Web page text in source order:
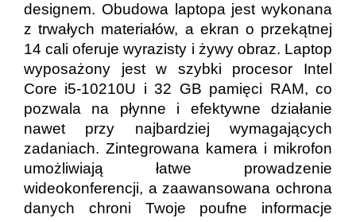
designem. Obudowa laptopa jest wykonana
z trwałych materiałów, a ekran o przekątnej
14 cali oferuje wyrazisty i żywy obraz. Laptop
wyposażony jest w szybki procesor Intel
Core i5-10210U i 32 GB pamięci RAM, co
pozwala na płynne i efektywne działanie
nawet przy najbardziej wymagających
zadaniach. Zintegrowana kamera i mikrofon
umożliwiają łatwe prowadzenie
wideokonferencji, a zaawansowana ochrona
danych chroni Twoje poufne informacje